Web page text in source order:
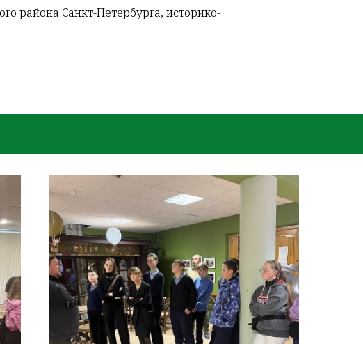
района Санкт-Петербурга, историко-